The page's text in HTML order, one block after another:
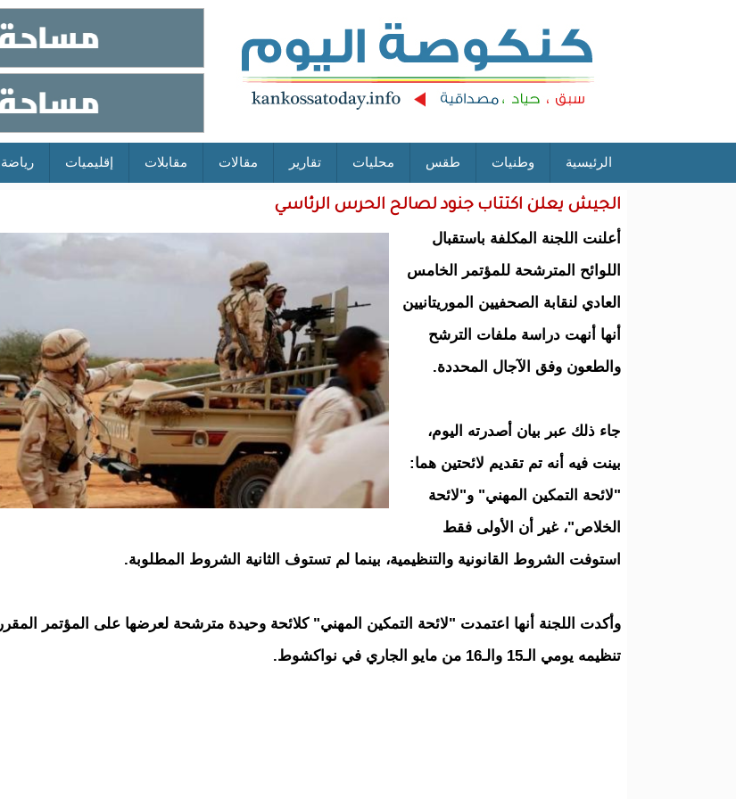
الرئيسية وطنيات طقس محليات تقارير مقالات مقابلات إقليميات رياضة
الجيش يعلن اكتتاب جنود لصالح الحرس الرئاسي
أعلنت اللجنة المكلفة باستقبال
اللوائح المترشحة للمؤتمر الخامس
العادي لنقابة الصحفيين الموريتانيين
أنها أنهت دراسة ملفات الترشح
والطعون وفق الآجال المحددة.
جاء ذلك عبر بيان أصدرته اليوم،
بينت فيه أنه تم تقديم لائحتين هما:
"لائحة التمكين المهني" و"لائحة
الخلاص"، غير أن الأولى فقط
استوفت الشروط القانونية والتنظيمية، بينما لم تستوف الثانية الشروط المطلوبة.
وأكدت اللجنة أنها اعتمدت "لائحة التمكين المهني" كلائحة وحيدة مترشحة لعرضها على المؤتمر المقرر
تنظيمه يومي الـ15 والـ16 من مايو الجاري في نواكشوط.